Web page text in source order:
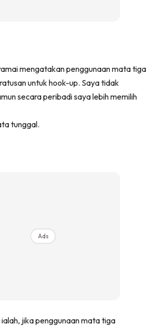
mengatakan penggunaan mata tiga
untuk hook-up. Saya tidak
secara peribadi saya lebih memilih
tunggal.
Ads
jika penggunaan mata tiga